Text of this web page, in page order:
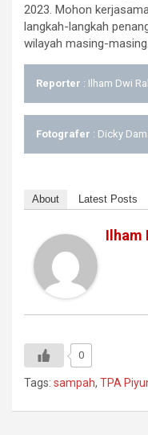
2023. Mohon
langkah-langkah
wilayah masing-
Reporter : Ilham Dwi
Fotografer : Dicky
About Latest Posts
Ilham
0
Tags: sampah, TPA